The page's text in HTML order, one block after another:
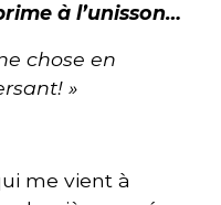
à l’unisson…
chose en
»
me vient à